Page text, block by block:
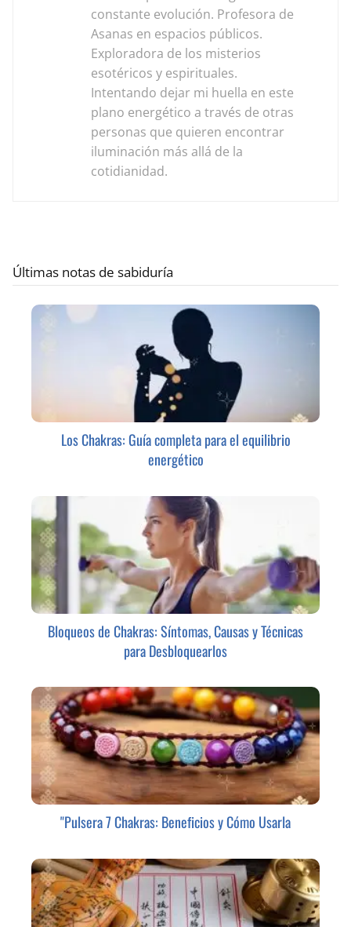
constante evolución. Profesora de
Asanas en espacios públicos.
Exploradora de los misterios
esotéricos y espirituales.
Intentando dejar mi huella en este
plano energético a través de otras
personas que quieren encontrar
iluminación más allá de la
cotidianidad.
Últimas notas de sabiduría
Los Chakras: Guía completa para el equilibrio
energético
Bloqueos de Chakras: Síntomas, Causas y Técnicas
para Desbloquearlos
"Pulsera 7 Chakras: Beneficios y Cómo Usarla